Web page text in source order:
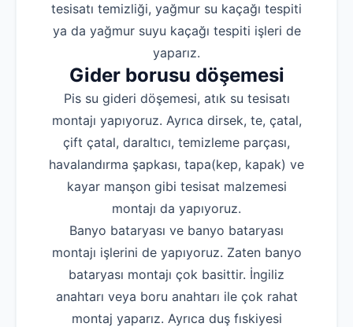
tesisatı temizliği, yağmur su kaçağı tespiti
ya da yağmur suyu kaçağı tespiti işleri de
yaparız.
Gider borusu döşemesi
Pis su gideri döşemesi, atık su tesisatı
montajı yapıyoruz. Ayrıca dirsek, te, çatal,
çift çatal, daraltıcı, temizleme parçası,
havalandırma şapkası, tapa(kep, kapak) ve
kayar manşon gibi tesisat malzemesi
montajı da yapıyoruz.
Banyo bataryası ve banyo bataryası
montajı işlerini de yapıyoruz. Zaten banyo
bataryası montajı çok basittir. İngiliz
anahtarı veya boru anahtarı ile çok rahat
montaj yaparız. Ayrıca duş fıskiyesi